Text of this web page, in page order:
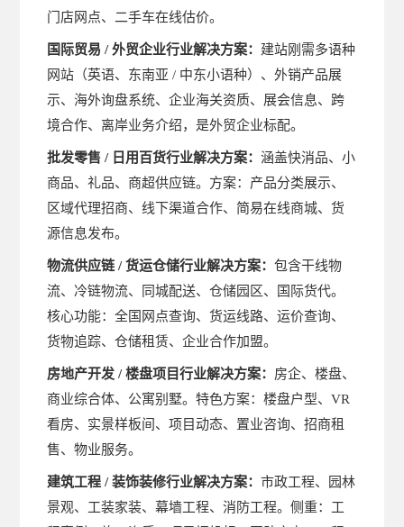
门店网点、二手车在线估价。
国际贸易 / 外贸企业行业解决方案： 建站刚需多语种
网站（英语、东南亚 / 中东小语种）、外销产品展
示、海外询盘系统、企业海关资质、展会信息、跨
境合作、离岸业务介绍，是外贸企业标配。
批发零售 / 日用百货行业解决方案：涵盖快消品、小
商品、礼品、商超供应链。方案：产品分类展示、
区域代理招商、线下渠道合作、简易在线商城、货
源信息发布。
物流供应链 / 货运仓储行业解决方案：包含干线物
流、冷链物流、同城配送、仓储园区、国际货代。
核心功能：全国网点查询、货运线路、运价查询、
货物追踪、仓储租赁、企业合作加盟。
房地产开发 / 楼盘项目行业解决方案： 房企、楼盘、
商业综合体、公寓别墅。特色方案：楼盘户型、VR
看房、实景样板间、项目动态、置业咨询、招商租
售、物业服务。
建筑工程 / 装饰装修行业解决方案：市政工程、园林
景观、工装家装、幕墙工程、消防工程。侧重：工